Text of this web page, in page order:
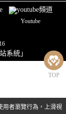
用者瀏覽行為，上滑視
Youtube
系統」
TOP